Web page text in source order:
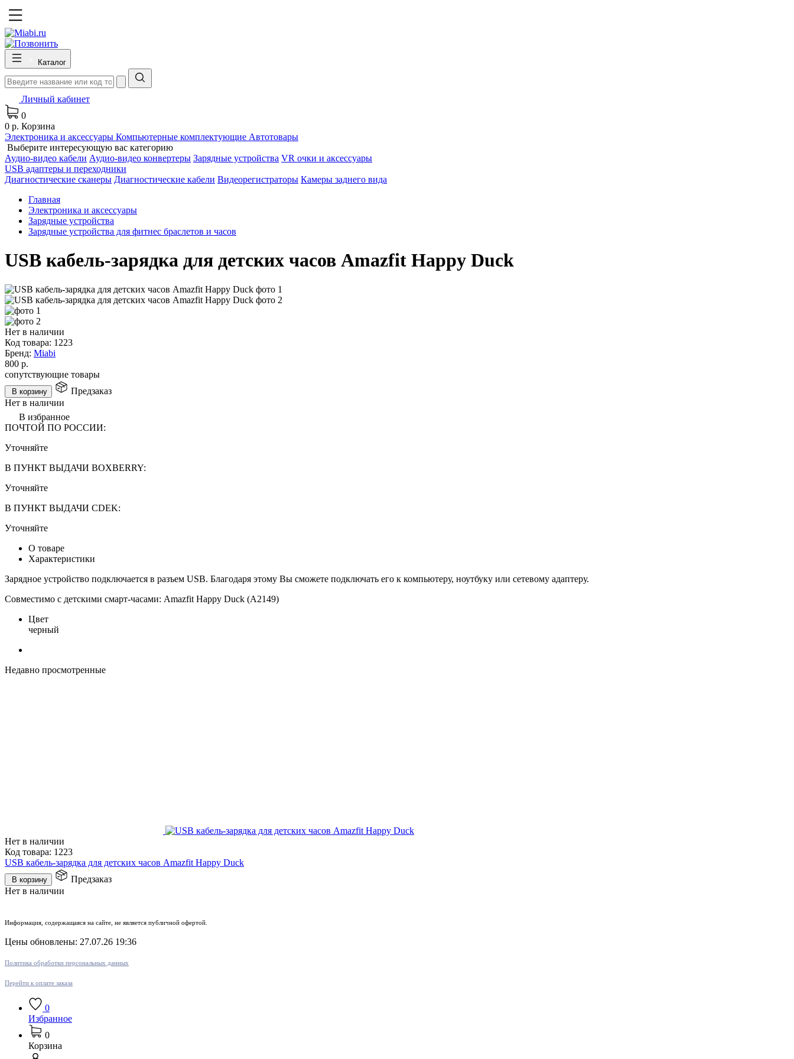
Каталог
Личный кабинет
0
0 р. Корзина
Электроника и аксессуары Компьютерные комплектующие Автотовары
Выберите интересующую вас категорию
Аудио-видео кабели Аудио-видео конвертеры Зарядные устройства VR очки и аксессуары
USB адаптеры и переходники
Диагностические сканеры Диагностические кабели Видеорегистраторы Камеры заднего вида
Главная
Электроника и аксессуары
Зарядные устройства
Зарядные устройства для фитнес браслетов и часов
USB кабель-зарядка для детских часов Amazfit Happy Duck
Нет в наличии
Код товара: 1223
Бренд: Miabi
800 р.
сопутствующие товары
В корзину
Предзаказ
Нет в наличии
В избранное
ПОЧТОЙ ПО РОССИИ:
Уточняйте
В ПУНКТ ВЫДАЧИ BOXBERRY:
Уточняйте
В ПУНКТ ВЫДАЧИ CDEK:
Уточняйте
О товаре
Характеристики
Зарядное устройство подключается в разъем USB. Благодаря этому Вы сможете подключать его к компьютеру, ноутбуку или сетевому адаптеру.
Совместимо с детскими смарт-часами: Amazfit Happy Duck (A2149)
Цвет
черный
Недавно просмотренные
Нет в наличии
Код товара: 1223
USB кабель-зарядка для детских часов Amazfit Happy Duck
В корзину
Предзаказ
Нет в наличии
Информация, содержащаяся на сайте, не является публичной офертой.
Цены обновлены: 27.07.26 19:36
Политика обработки персональных данных
Перейти к оплате заказа
0
Избранное
0
Корзина